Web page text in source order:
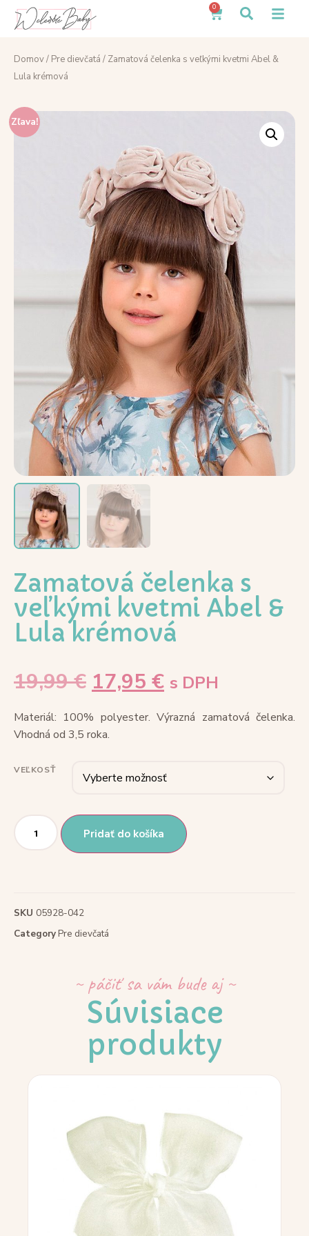
0
Domov/ Pre dievčatá / Zamatová čelenka s veľkými kvetmi Abel &
Lula krémová
Zľava!
Zamatová čelenka s
veľkými kvetmi Abel &
Lula krémová
19,99€17,95€ s DPH
Materiál: 100% polyester. Výrazná zamatová čelenka.
Vhodná od 3,5 roka.
VEĽKOSŤ
Pridať do košíka
SKU 05928-042
CategoryPre dievčatá
~ páčiť sa vám bude aj ~
Súvisiace
produkty